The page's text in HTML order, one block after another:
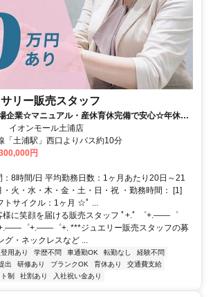
リー販売スタッフ
企業☆マニュアル・産休育休完備で安心☆年休
イオンモール土浦店
「土浦駅」西口よりバス約10分
円
：8時間/日 平均勤務日数：1ヶ月あたり20日～21
・火・水・木・金・土・日・祝 ・勤務時間： [1]
トサイクル：1ヶ月 ☆ﾟ ...
様に笑顔を届ける販売スタッフ ﾟ+.ﾟ ゜+.――゜
゜+.――゜+. ***ジュエリー販売スタッフの募
グ・ネックレスなど ...
用あり 学歴不問 車通勤OK 転勤なし
経験不問
出 研修あり ブランクOK 育休あり
交通費支給
制 社割あり 入社祝い金あり